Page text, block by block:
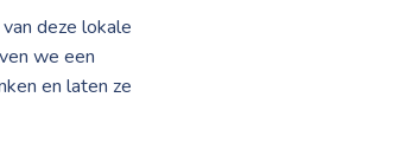
deze lokale
we een
en laten ze